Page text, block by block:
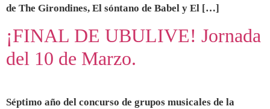
de The Girondines, El sóntano de Babel y El […]
¡FINAL DE UBULIVE! Jornada
del 10 de Marzo.
Séptimo año del concurso de grupos musicales de la